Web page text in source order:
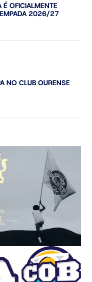
É OFICIALMENTE
2026/27
NO CLUB OURENSE